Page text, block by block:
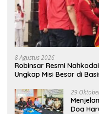
8 Agustus 2026
Robinsar Resmi
Ungkap Misi Besar di
29
Doa